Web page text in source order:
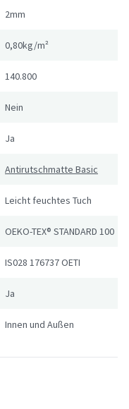
2mm
0,80kg/m²
140.800
Nein
Ja
Antirutschmatte Basic
Leicht feuchtes Tuch
OEKO-TEX® STANDARD 100
IS028 176737 OETI
Ja
Innen und Außen